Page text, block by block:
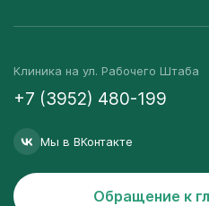
Клиника на ул. Рабочего Штаба
+7 (3952) 480-199
Мы в ВКонтакте
Обращение к